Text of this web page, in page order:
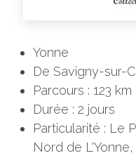
Yonne
De Savigny-sur-
Parcours : 123 km
Durée : 2 jours
Particularité : Le
Nord de